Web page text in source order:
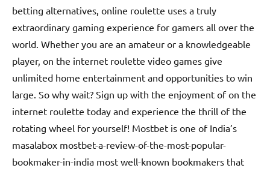
betting alternatives, online roulette uses a truly
extraordinary gaming experience for gamers all over the
world. Whether you are an amateur or a knowledgeable
player, on the internet roulette video games give
unlimited home entertainment and opportunities to win
large. So why wait? Sign up with the enjoyment of on the
internet roulette today and experience the thrill of the
rotating wheel for yourself! Mostbet is one of India’s
masalabox mostbet-a-review-of-the-most-popular-
bookmaker-in-india most well-known bookmakers that